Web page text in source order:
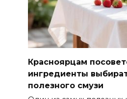
Красноярцам
ингредиенты
полезного смузи